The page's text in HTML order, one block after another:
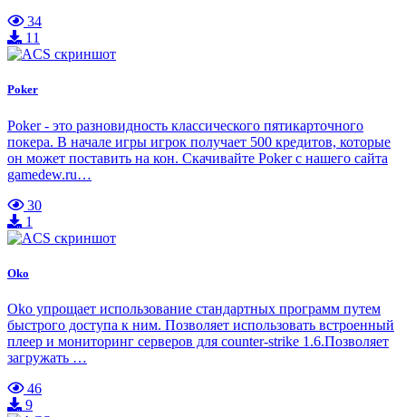
34
11
Poker
Poker - это разновидность классического пятикарточного
покера. В начале игры игрок получает 500 кредитов, которые
он может поставить на кон. Скачивайте Poker с нашего сайта
gamedew.ru…
30
1
Oko
Oko упрощает использование стандартных программ путем
быстрого доступа к ним. Позволяет использовать встроенный
плеер и мониторинг серверов для counter-strike 1.6.Позволяет
загружать …
46
9